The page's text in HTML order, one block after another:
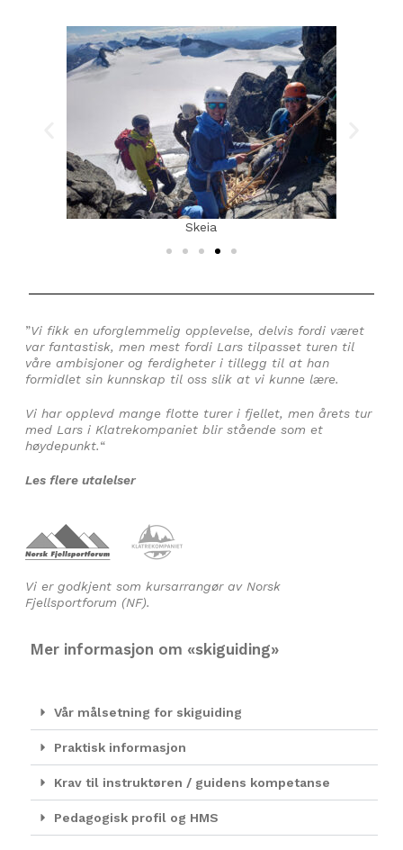
Skeia
”Vi fikk en uforglemmelig opplevelse, delvis fordi været
var fantastisk, men mest fordi Lars tilpasset turen til
våre ambisjoner og ferdigheter i tillegg til at han
formidlet sin kunnskap til oss slik at vi kunne lære.
Vi har opplevd mange flotte turer i fjellet, men årets tur
med Lars i Klatrekompaniet blir stående som et
høydepunkt.“
Les flere utalelser
Vi er godkjent som kursarrangør av Norsk
Fjellsportforum (NF).
Mer informasjon om «skiguiding»
Vår målsetning for skiguiding
Praktisk informasjon
Krav til instruktøren / guidens kompetanse
Pedagogisk profil og HMS